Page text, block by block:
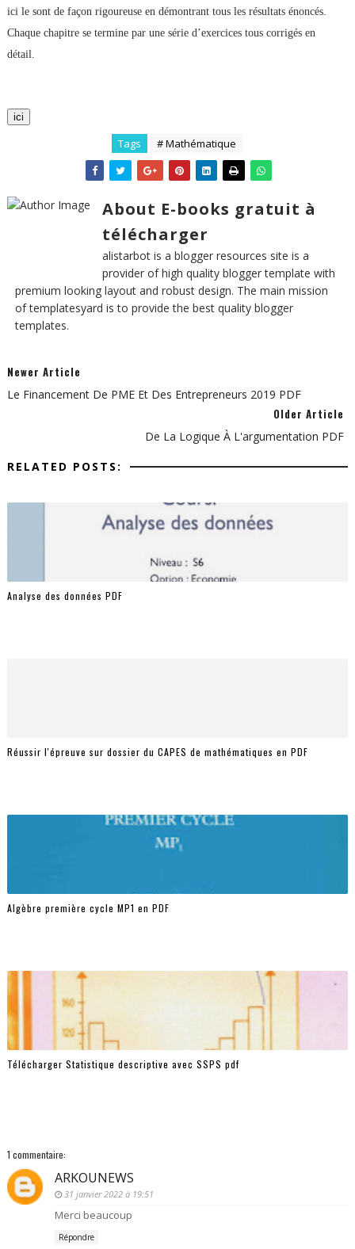
ici le sont de façon rigoureuse en démontrant tous les résultats énoncés.
Chaque chapitre se termine par une série d’exercices tous corrigés en
détail.
ici
Tags # Mathématique
About E-books gratuit à
télécharger
alistarbot is a blogger resources site is a
provider of high quality blogger template with
premium looking layout and robust design. The main mission
of templatesyard is to provide the best quality blogger
templates.
Newer Article
Le Financement De PME Et Des Entrepreneurs 2019 PDF
Older Article
De La Logique À L'argumentation PDF
RELATED POSTS:
Analyse des données PDF
Réussir l'épreuve sur dossier du CAPES de mathématiques en PDF
Algèbre première cycle MP1 en PDF
Télécharger Statistique descriptive avec SSPS pdf
1 commentaire:
ARKOUNEWS
31 janvier 2022 à 19:51
Merci beaucoup
Répondre